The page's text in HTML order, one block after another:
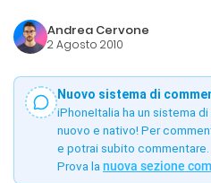
Andrea Cervone
2 Agosto 2010
Nuovo sistema di
iPhoneItalia ha un sistema
nuovo e nativo! Per
e potrai subito commentare.
Prova la nuova sezione